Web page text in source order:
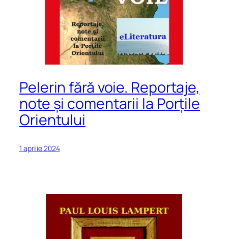
Pelerin fără voie. Reportaje,
note și comentarii la Porțile
Orientului
1 aprilie 2024